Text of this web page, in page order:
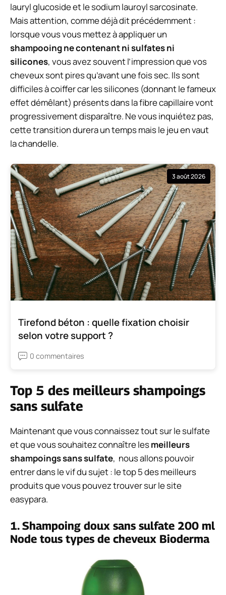
lauryl glucoside et le sodium lauroyl sarcosinate.
Mais attention, comme déjà dit précédemment :
lorsque vous vous mettez à appliquer un
shampooing ne contenant ni sulfates ni
silicones, vous avez souvent l’impression que vos
cheveux sont pires qu’avant une fois sec. Ils sont
difficiles à coiffer car les silicones (donnant le fameux
effet démêlant) présents dans la fibre capillaire vont
progressivement disparaître. Ne vous inquiétez pas,
cette transition durera un temps mais le jeu en vaut
la chandelle.
3 août 2026
Tirefond béton : quelle fixation choisir
selon votre support ?
0 commentaires
Top 5 des meilleurs shampoings
sans sulfate
Maintenant que vous connaissez tout sur le sulfate
et que vous souhaitez connaître lesmeilleurs
shampoings sans sulfate, nous allons pouvoir
entrer dans le vif du sujet : le top 5 des meilleurs
produits que vous pouvez trouver sur le site
easypara.
1. Shampoing doux sans sulfate 200 ml
Node tous types de cheveux Bioderma